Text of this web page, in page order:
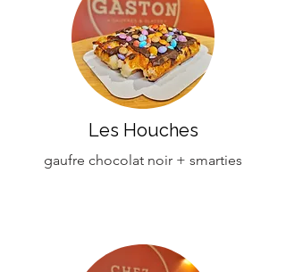
Les Houches
gaufre chocolat noir + smarties